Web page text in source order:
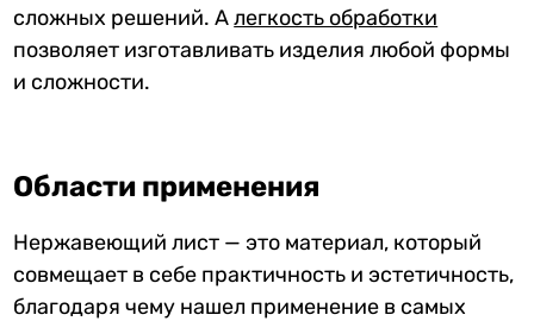
сложных решений. Алегкость обработки
позволяет изготавливать изделия любой формы
и сложности.
Области применения
Нержавеющий лист — это материал, который
совмещает в себе практичность и эстетичность,
благодаря чему нашел применение в самых